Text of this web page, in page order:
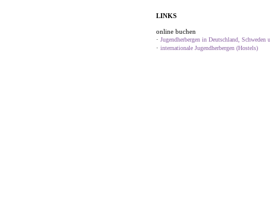
LINKS
online buchen
· Jugendherbergen in Deutschland, Schweden
· internationale Jugendherbergen (Hostels)